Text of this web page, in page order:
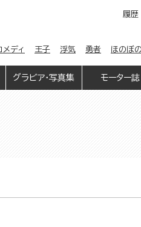
履歴
メディ 王子 浮気 勇者 ほのぼ
グラビア・写真集 モーター誌